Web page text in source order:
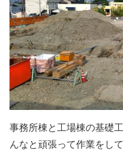
事務所棟と工場棟の基礎
んなと頑張って作業をして